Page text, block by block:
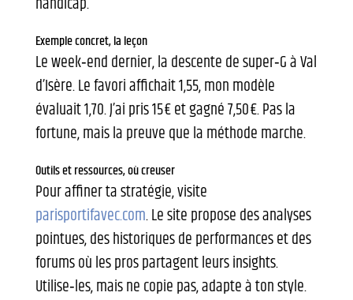
Exemple concret, la leçon
Le week‑end dernier, la descente de super‑G à Val
d’Isère. Le favori affichait 1,55, mon modèle
évaluait 1,70. J’ai pris 15 € et gagné 7,50 €. Pas la
fortune, mais la preuve que la méthode marche.
Outils et ressources, où creuser
Pour affiner ta stratégie, visite
parisportifavec.com. Le site propose des analyses
pointues, des historiques de performances et des
forums où les pros partagent leurs insights.
Utilise‑les, mais ne copie pas, adapte à ton style.